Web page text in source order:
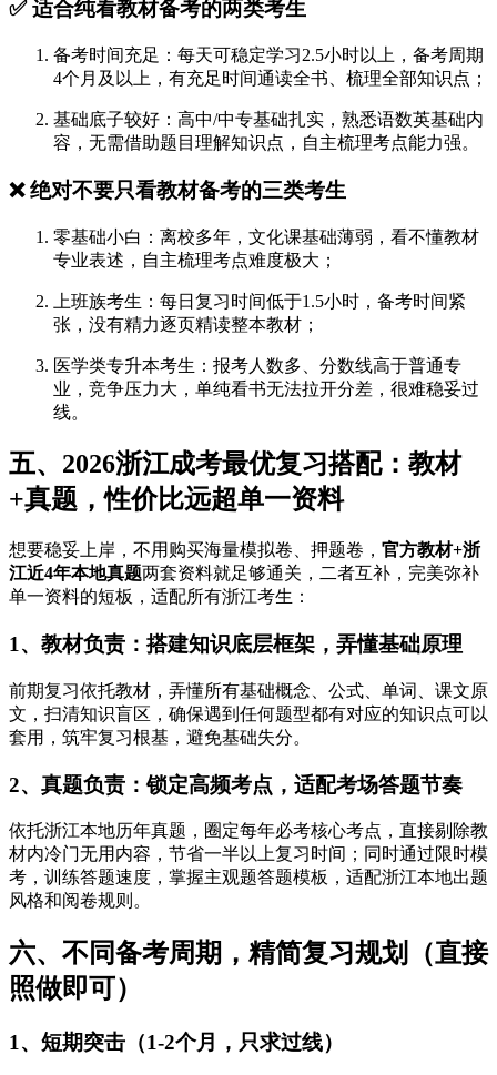
✅ 适合纯看教材备考的两类考生
备考时间充足：每天可稳定学习2.5小时以上，备考周期
4个月及以上，有充足时间通读全书、梳理全部知识点；
基础底子较好：高中/中专基础扎实，熟悉语数英基础内
容，无需借助题目理解知识点，自主梳理考点能力强。
❌ 绝对不要只看教材备考的三类考生
零基础小白：离校多年，文化课基础薄弱，看不懂教材
专业表述，自主梳理考点难度极大；
上班族考生：每日复习时间低于1.5小时，备考时间紧
张，没有精力逐页精读整本教材；
医学类专升本考生：报考人数多、分数线高于普通专
业，竞争压力大，单纯看书无法拉开分差，很难稳妥过
线。
五、2026浙江成考最优复习搭配：教材
+真题，性价比远超单一资料
想要稳妥上岸，不用购买海量模拟卷、押题卷， 官方教材+浙
江近4年本地真题两套资料就足够通关，二者互补，完美弥补
单一资料的短板，适配所有浙江考生：
1、教材负责：搭建知识底层框架，弄懂基础原理
前期复习依托教材，弄懂所有基础概念、公式、单词、课文原
文，扫清知识盲区，确保遇到任何题型都有对应的知识点可以
套用，筑牢复习根基，避免基础失分。
2、真题负责：锁定高频考点，适配考场答题节奏
依托浙江本地历年真题，圈定每年必考核心考点，直接剔除教
材内冷门无用内容，节省一半以上复习时间；同时通过限时模
考，训练答题速度，掌握主观题答题模板，适配浙江本地出题
风格和阅卷规则。
六、不同备考周期，精简复习规划（直接
照做即可）
1、短期突击（1-2个月，只求过线）